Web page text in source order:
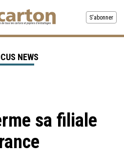
S'abonner
sa filiale
NEWS